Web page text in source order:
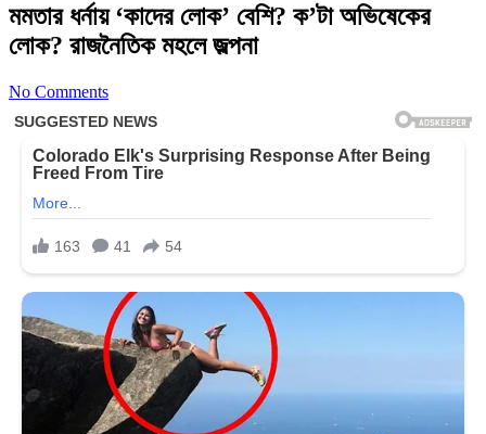
মমতার ধর্নায় ‘কাদের লোক’ বেশি? ক’টা অভিষেকের
লোক? রাজনৈতিক মহলে জল্পনা
No Comments